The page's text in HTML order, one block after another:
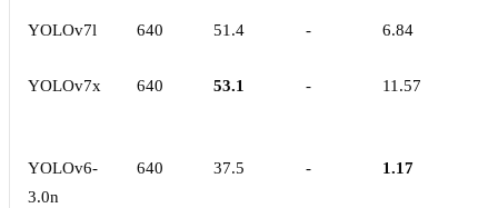
YOLOv7l 640 51.4 - 6.84
YOLOv7x 640 53.1 - 11.57
YOLOv6-
3.0n
640 37.5 - 1.17